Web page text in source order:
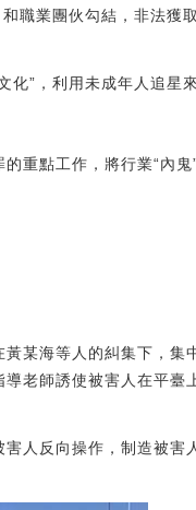
職業團伙勾結，非法獲
”，利用未成年人追星
重點工作，將行業“內
某海等人的糾集下，集
老師誘使被害人在平臺
人反向操作，制造被害